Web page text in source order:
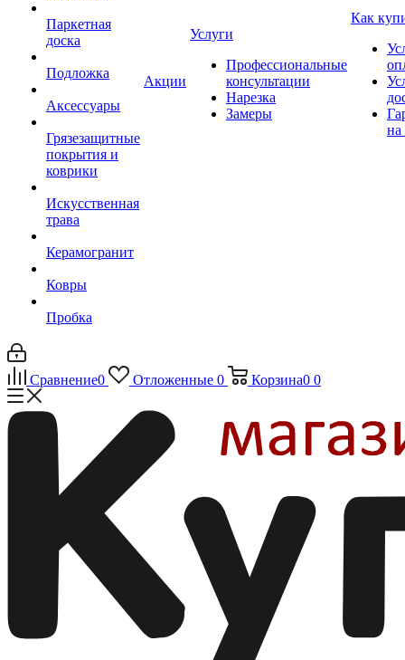
Паркетная
доска
Подложка
Аксессуары
Грязезащитные
покрытия и
коврики
Искусственная
трава
Керамогранит
Ковры
Пробка
Акции
Услуги
Профессиональные
консультации
Нарезка
Замеры
Как
на
Сравнение0 Отложенные 0 Корзина0 0